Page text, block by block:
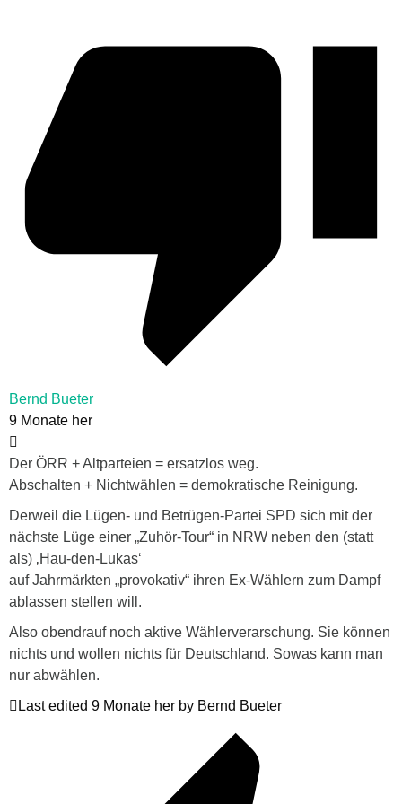
Bernd Bueter
9 Monate her
Der ÖRR + Altparteien = ersatzlos weg.
Abschalten + Nichtwählen = demokratische Reinigung.
Derweil die Lügen- und Betrügen-Partei SPD sich mit der
nächste Lüge einer „Zuhör-Tour“ in NRW neben den (statt
als) ‚Hau-den-Lukas‘
auf Jahrmärkten „provokativ“ ihren Ex-Wählern zum Dampf
ablassen stellen will.
Also obendrauf noch aktive Wählerverarschung. Sie können
nichts und wollen nichts für Deutschland. Sowas kann man
nur abwählen.
Last edited 9 Monate her by Bernd Bueter